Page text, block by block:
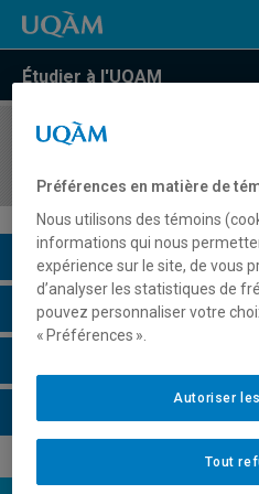
Étudier à l'UQAM
COURS//
Description du cours
Horaire - Été 2026
Préférences en matière de
Nous utilisons des témoins
informations qui nous
expérience sur le site, de vous
d’analyser les statistiques de
pouvez personnaliser votre
« Préférences ».
Tout
Autoriser